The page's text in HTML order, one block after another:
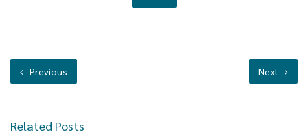
Previous Next
Related Posts